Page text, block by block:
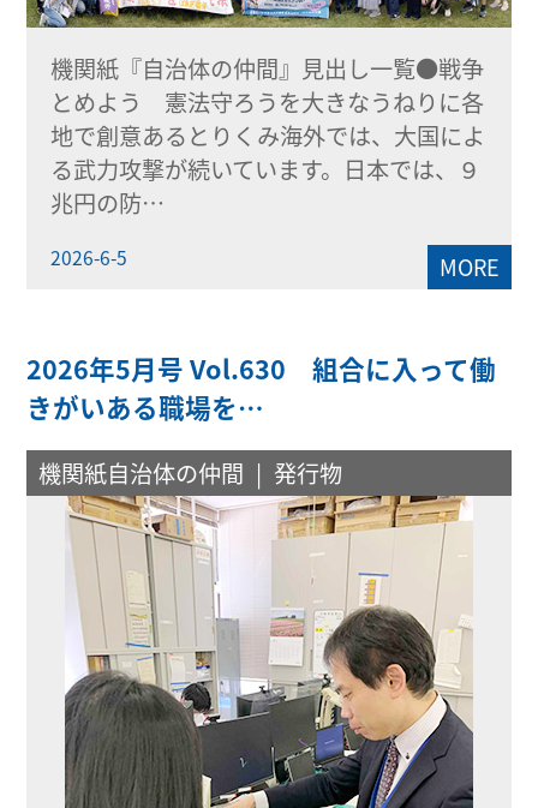
機関紙『自治体の仲間』見出し一覧●戦争
とめよう 憲法守ろうを大きなうねりに各
地で創意あるとりくみ海外では、大国によ
る武力攻撃が続いています。日本では、９
兆円の防…
2026-6-5 MORE
2026年5月号 Vol.630 組合に入って働
きがいある職場を…
機関紙自治体の仲間 発行物